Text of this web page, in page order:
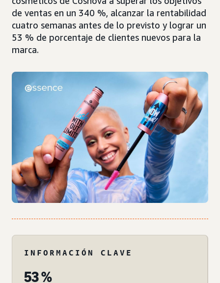
de ventas en un 340 %, alcanzar la rentabilidad
cuatro semanas antes de lo previsto y lograr un
53 % de porcentaje de clientes nuevos para la
marca.
INFORMACIÓN CLAVE
53 %